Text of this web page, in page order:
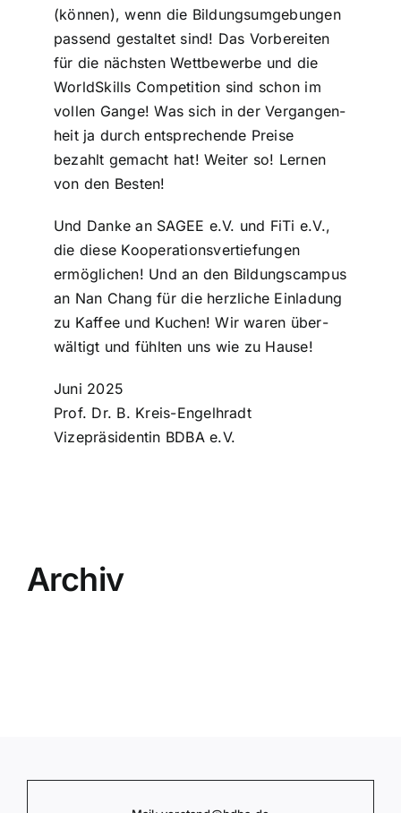
(können), wenn die Bil­dungs­um­ge­bun­gen
passend gestaltet sind! Das Vor­be­rei­ten
für die nächsten Wett­be­wer­be und die
World­S­kills Com­pe­ti­ti­on sind schon im
vollen Gange! Was sich in der Ver­gan­gen­
heit ja durch ent­spre­chen­de Preise
bezahlt gemacht hat! Weiter so! Lernen
von den Besten!
Und Danke an SAGEE e.V. und FiTi e.V.,
die diese Koope­ra­ti­ons­ver­tie­fun­gen
ermög­li­chen! Und an den Bil­dungs­cam­pus
an Nan Chang für die herzliche Einladung
zu Kaffee und Kuchen! Wir waren über­
wäl­tigt und fühlten uns wie zu Hause!
Juni 2025
Prof. Dr. B. Kreis-Engelhradt
Vize­prä­si­den­tin BDBA e.V.
Archiv